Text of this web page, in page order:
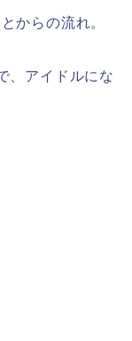
からの流れ。
、アイドルにな